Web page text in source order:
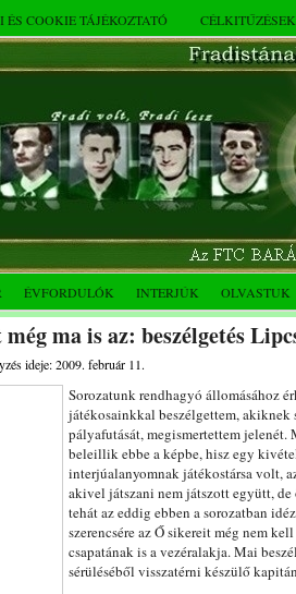
ÉS COOKIE TÁJÉKOZTATÓ CÉLKITŰZÉSEK
ÉVFORDULÓK INTERJÚK OLVASTUK
ma is az: beszélgetés
ideje: 2009. február 11.
Sorozatunk rendhagyó állomásához
játékosainkkal beszélgettem, akiknek
pályafutását, megismertettem jelenét.
beleillik ebbe a képbe, hisz egy
interjúalanyomnak játékostársa volt,
akivel játszani nem játszott együtt,
tehát az eddig ebben a sorozatban
szerencsére az Ő sikereit még nem
csapatának is a vezéralakja. Mai
sérüléséből visszatérni készülő